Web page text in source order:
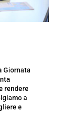
Giornata
rendere
a
e